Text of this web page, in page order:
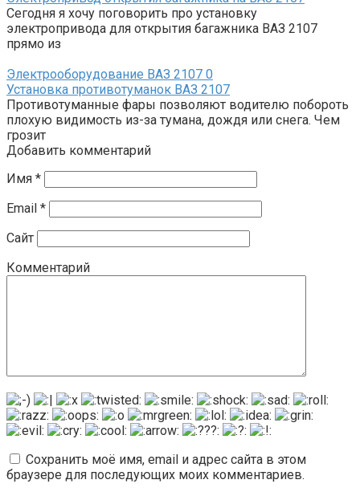
Сегодня я хочу поговорить про установку
электропривода для открытия багажника ВАЗ 2107
прямо из
Электрооборудование ВАЗ 2107 0
Установка противотуманок ВАЗ 2107
Противотуманные фары позволяют водителю побороть
плохую видимость из-за тумана, дождя или снега. Чем
грозит
Добавить комментарий
Имя *
Email *
Сайт
Комментарий
Сохранить моё имя, email и адрес сайта в этом
браузере для последующих моих комментариев.